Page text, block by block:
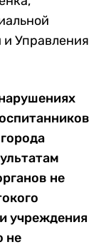
и Управления
не
учреждения
не